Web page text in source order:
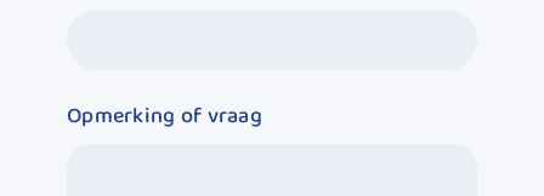
Opmerking of vraag